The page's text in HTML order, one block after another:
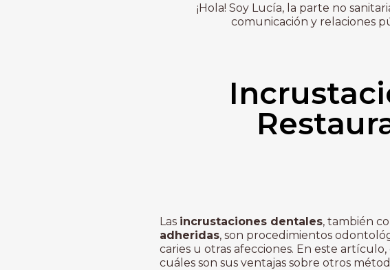
¡Hola! Soy Lucía, la parte no
comunicación y relaciones
Las incrustaciones dentales, también
adheridas, son procedimientos
caries u otras afecciones. En este
cuáles son sus ventajas sobre otros